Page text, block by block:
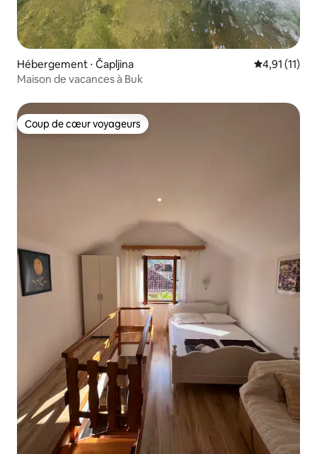
Hébergement ⋅ Čapljina Évaluation
4,91 (11)
Maison de vacances à Buk
Coup de cœur voyageurs
Coup de cœur voyageurs